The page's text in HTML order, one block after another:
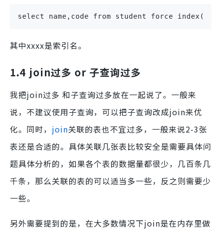
select name,code from student force
其中xxxx是索引名。
1.4 join过多 or 子查询过多
我把join过多 和子查询过多放在一起说了。一般来
说，不建议使用子查询，可以把子查询改成join来优
化。同时， join关联的表也不宜过多，一般来说2-3张
表还是合适的。具体关联几张表比较安全是需要具体问
题具体分析的，如果各个表的数据量都很少，几百条几
千条，那么关联的表的可以适当多一些，反之则需要少
一些。
另外需要提到的是，在大多数情况下join是在内存里做